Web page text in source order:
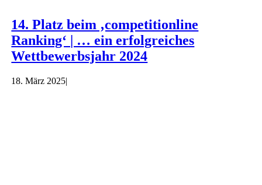
14. Platz beim ‚competitionline
Ranking‘ | … ein erfolgreiches
Wettbewerbsjahr 2024
18. März 2025|